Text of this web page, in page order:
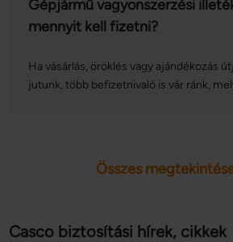
Gépjármű vagyonszerzési
mennyit kell fizetni?
Ha vásárlás, öröklés vagy ajándékozás
jutunk, több befizetnivaló is vár ránk,
mentesülünk az illetékfizetés alól?
vesszük a gépjármű vagyonszerzési
Összes
Casco biztosítási hírek, cikkek